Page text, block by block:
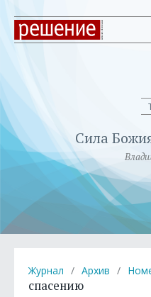
Сила
Журнал / Архив /
спасению